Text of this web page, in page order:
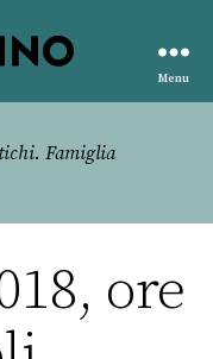
Menu
Famiglia
ore